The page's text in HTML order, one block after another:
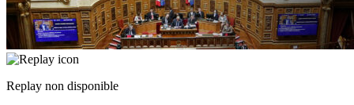
Replay non disponible